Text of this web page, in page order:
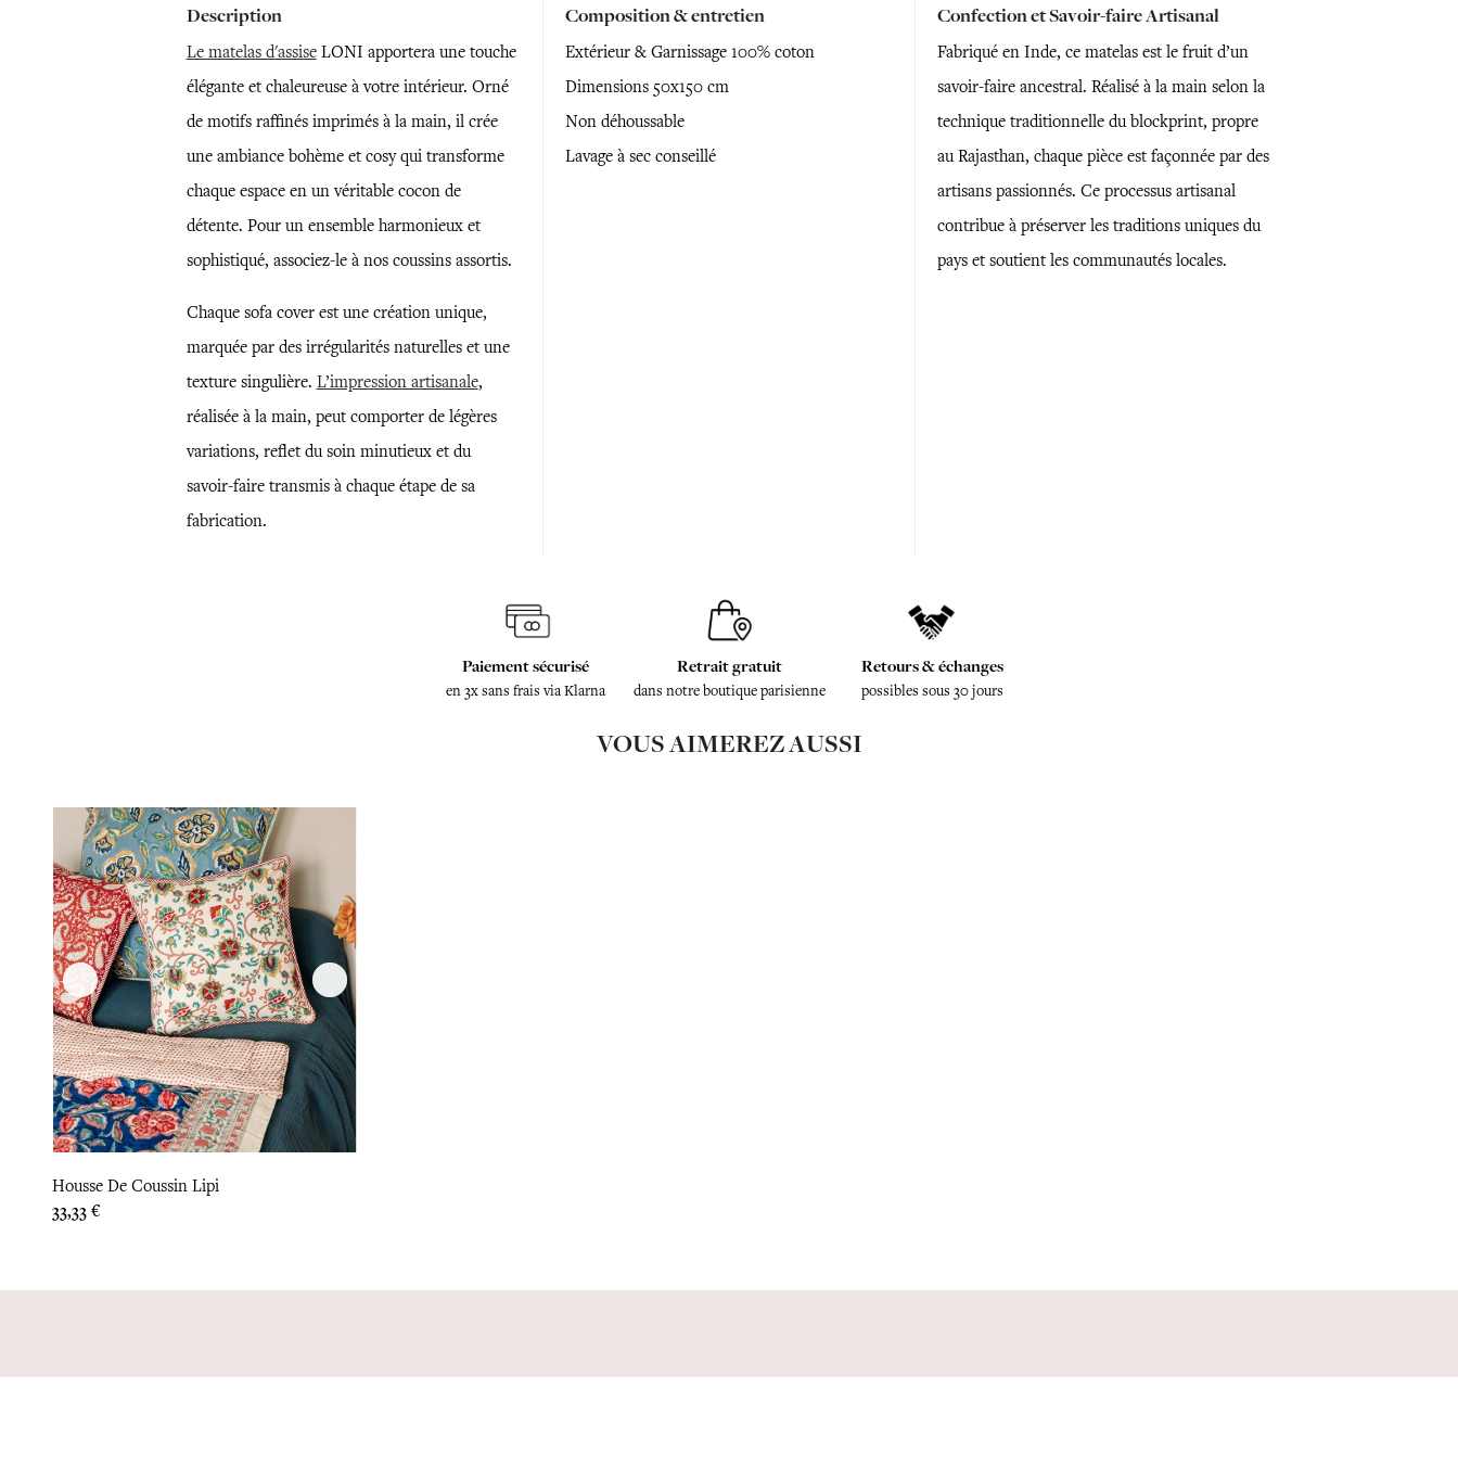
Description
Le matelas d'assiseLONI apportera une touche
élégante et chaleureuse à votre intérieur. Orné
de motifs raffinés imprimés à la main, il crée
une ambiance bohème et cosy qui transforme
chaque espace en un véritable cocon de
détente. Pour un ensemble harmonieux et
sophistiqué, associez-le à nos coussins assortis.
Chaque sofa cover est une création unique,
marquée par des irrégularités naturelles et une
texture singulière. L’impression artisanale,
réalisée à la main, peut comporter de légères
variations, reflet du soin minutieux et du
savoir-faire transmis à chaque étape de sa
fabrication.
Composition & entretien
Extérieur & Garnissage 100% coton
Dimensions 50x150 cm
Non déhoussable
Lavage à sec conseillé
Confection et Savoir-faire Artisanal
Fabriqué en Inde, ce matelas est le fruit d’un
savoir-faire ancestral. Réalisé à la main selon la
technique traditionnelle du blockprint, propre
au Rajasthan, chaque pièce est façonnée par des
artisans passionnés. Ce processus artisanal
contribue à préserver les traditions uniques du
pays et soutient les communautés locales.
Paiement sécurisé
en 3x sans frais via Klarna
Retrait gratuit
dans notre boutique parisienne
Retours & échanges
possibles sous 30 jours
VOUS AIMEREZ AUSSI
Housse De Coussin Lipi
Prix
33,33 €